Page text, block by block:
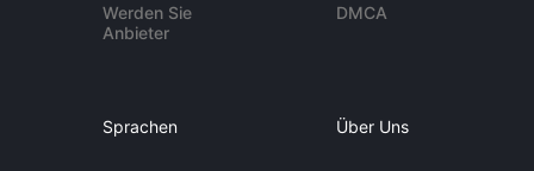
Werden Sie
Anbieter
DMCA
Sprachen Über Uns